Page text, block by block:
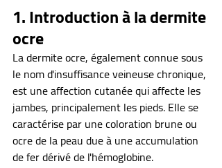
1. Introduction à la dermite
ocre
La dermite ocre, également connue sous
le nom d'insuffisance veineuse chronique,
est une affection cutanée qui affecte les
jambes, principalement les pieds. Elle se
caractérise par une coloration brune ou
ocre de la peau due à une accumulation
de fer dérivé de l'hémoglobine.